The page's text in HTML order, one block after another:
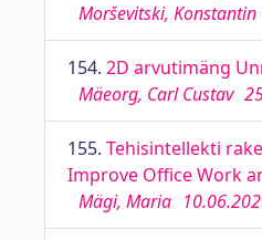
Morševitski, Konstantin
154. 2D arvutimäng
Mäeorg, Carl Custav
155. Tehisintellekti
Improve Office Work
Mägi, Maria